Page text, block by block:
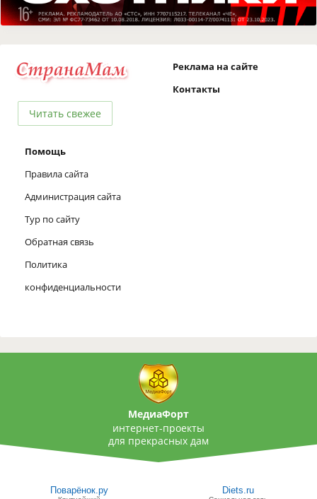
Читать свежее
Реклама на сайте
Контакты
Помощь
Правила сайта
Администрация сайта
Тур по сайту
Обратная связь
Политика
конфиденциальности
МедиаФорт
интернет-проекты
для прекрасных дам
Поварёнок.ру Diets.ru